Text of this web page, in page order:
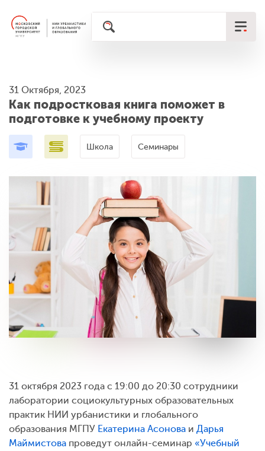
31 Октября, 2023
Как подростковая книга поможет в
подготовке к учебному проекту
Школа Семинары
31 октября 2023 года с 19:00 до 20:30 сотрудники
лаборатории социокультурных образовательных
практик НИИ урбанистики и глобального
образования МГПУ Екатерина Асонова и Дарья
Маймистова проведут онлайн-семинар «Учебный